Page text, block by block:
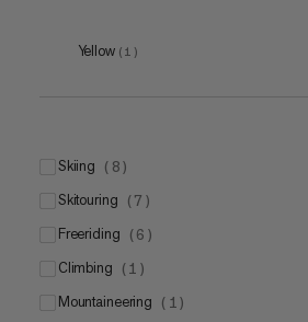
Yellow ( 1 )
skiing ( 8 )
skitouring ( 7 )
freeriding ( 6 )
climbing ( 1 )
mountaineering ( 1 )